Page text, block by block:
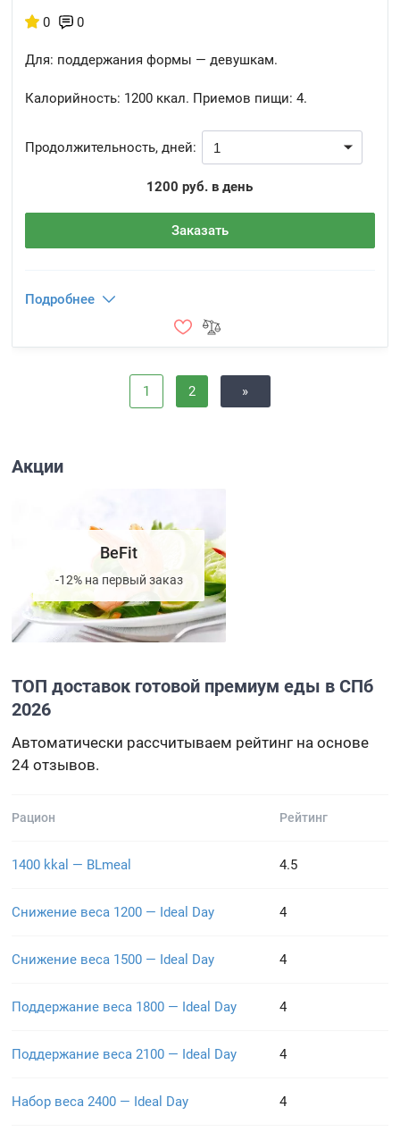
0 0
Для: поддержания формы — девушкам.
Калорийность: 1200 ккал. Приемов пищи: 4.
Продолжительность, дней:
1200 руб. в день
Заказать
Подробнее
1 2 »
Акции
BeFit
-12% на первый заказ
ТОП доставок готовой премиум еды в СПб
2026
Автоматически рассчитываем рейтинг на основе
24 отзывов.
Рацион Рейтинг
1400 kkal — BLmeal 4.5
Снижение веса 1200 — Ideal Day 4
Снижение веса 1500 — Ideal Day 4
Поддержание веса 1800 — Ideal Day 4
Поддержание веса 2100 — Ideal Day 4
Набор веса 2400 — Ideal Day 4